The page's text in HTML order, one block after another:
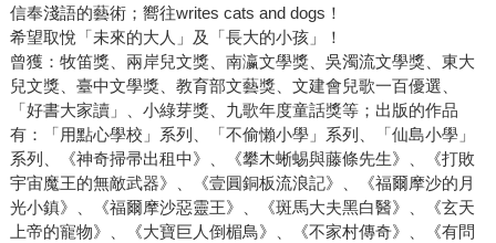
信奉淺語的藝術；嚮往writes cats and dogs！
希望取悅「未來的大人」及「長大的小孩」！
曾獲：牧笛獎、兩岸兒文獎、南瀛文學獎、吳濁流文學獎、東大
兒文獎、臺中文學獎、教育部文藝獎、文建會兒歌一百優選、
「好書大家讀」、小綠芽獎、九歌年度童話獎等；出版的作品
有：「用點心學校」系列、「不偷懶小學」系列、「仙島小學」
系列、《神奇掃帚出租中》、《攀木蜥蜴與藤條先生》、《打敗
宇宙魔王的無敵武器》、《壹圓銅板流浪記》、《福爾摩沙的月
光小鎮》、《福爾摩沙惡靈王》、《斑馬大夫黑白醫》、《玄天
上帝的寵物》、《大寶巨人倒楣鳥》、《不家村傳奇》、《有問